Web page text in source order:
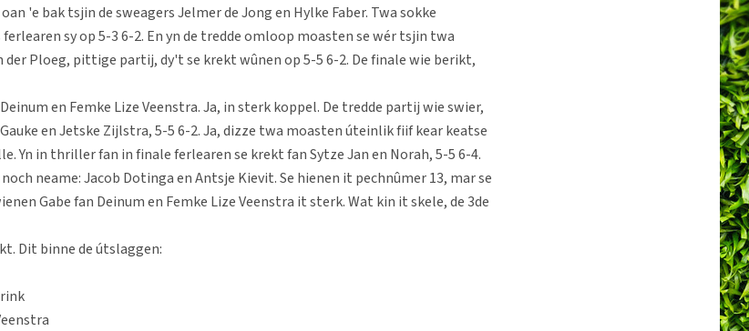
'e bak tsjin de sweagers Jelmer de Jong en Hylke Faber. Twa sokke
sy op 5-3 6-2. En yn de tredde omloop moasten se wér tsjin twa
der Ploeg, pittige partij, dy't se krekt wûnen op 5-5 6-2. De finale wie berikt,
en Femke Lize Veenstra. Ja, in sterk koppel. De tredde partij wie swier,
en Jetske Zijlstra, 5-5 6-2. Ja, dizze twa moasten úteinlik fiif kear keatse
Yn in thriller fan in finale ferlearen se krekt fan Sytze Jan en Norah, 5-5 6-4.
neame: Jacob Dotinga en Antsje Kievit. Se hienen it pechnûmer 13, mar se
Gabe fan Deinum en Femke Lize Veenstra it sterk. Wat kin it skele, de 3de
Dit binne de útslaggen: